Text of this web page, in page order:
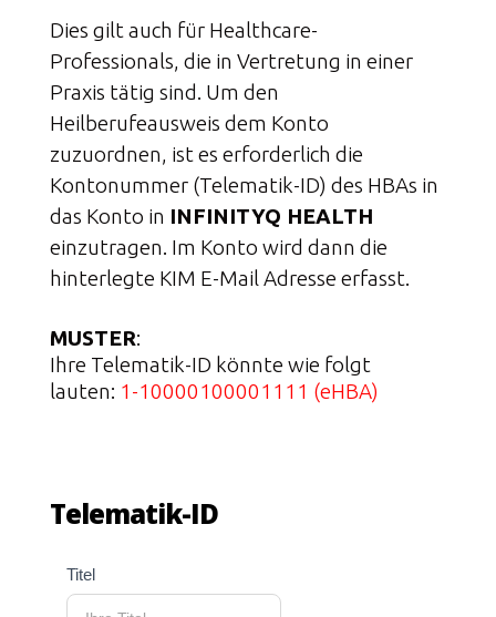
Dies gilt auch für Healthcare-
Professionals, die in Vertretung in einer
Praxis tätig sind. Um den
Heilberufeausweis dem Konto
zuzuordnen, ist es erforderlich die
Kontonummer (Telematik-ID) des HBAs in
das Konto in INFINITYQ HEALTH
einzutragen. Im Konto wird dann die
hinterlegte KIM E-Mail Adresse erfasst.
MUSTER:
Ihre Telematik-ID könnte wie folgt
lauten: 1-10000100001111 (eHBA)
Telematik-ID
Telematik-
ID
Titel